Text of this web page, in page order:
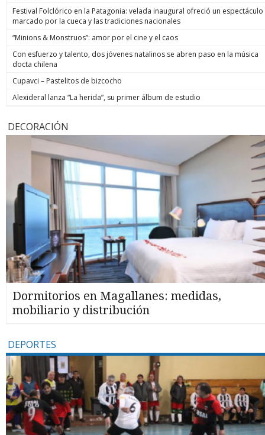
Festival Folclórico en la Patagonia: velada inaugural ofreció un espectáculo
marcado por la cueca y las tradiciones nacionales
“Minions & Monstruos”: amor por el cine y el caos
Con esfuerzo y talento, dos jóvenes natalinos se abren paso en la música
docta chilena
Cupavci – Pastelitos de bizcocho
Alexideral lanza “La herida”, su primer álbum de estudio
DECORACIÓN
Dormitorios en Magallanes: medidas,
mobiliario y distribución
DEPORTES